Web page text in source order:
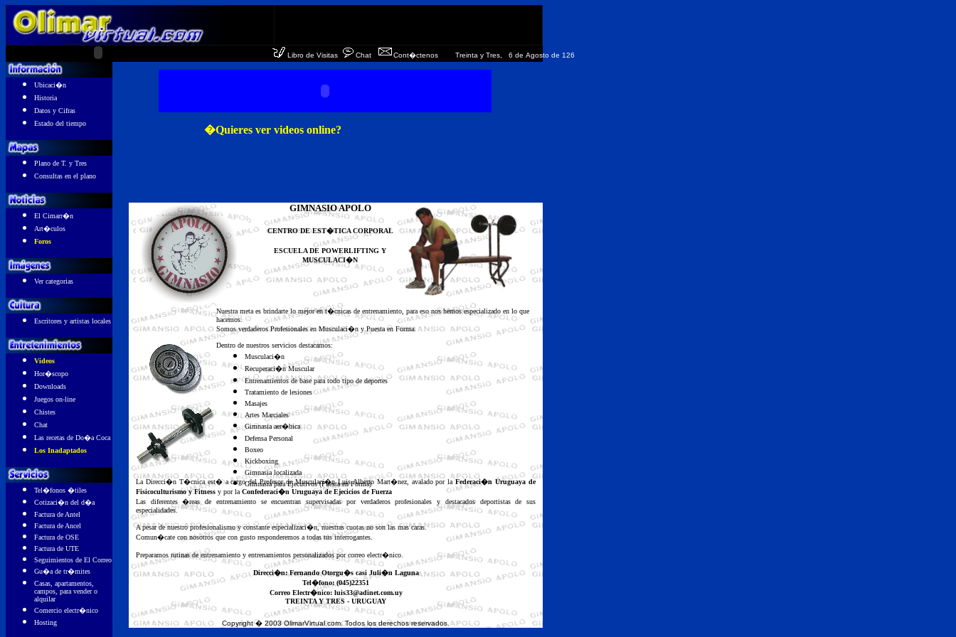
Libro de Visitas Chat Cont�ctenos Treinta y Tres, 6 de Agosto de 126
Ubicaci�n
Historia
Datos y Cifras
Estado del tiempo
Plano de T. y Tres
Consultas en el plano
El Cimarr�n
Art�culos
Foros
Ver categorias
Escritores y artistas locales
Videos
Hor�scopo
Downloads
Juegos on-line
Chistes
Chat
Las recetas de Do�a Coca
Los Inadaptados
Tel�fonos �tiles
Cotizaci�n del d�a
Factura de Antel
Factura de Ancel
Factura de OSE
Factura de UTE
Seguimientos de El Correo
Gu�a de tr�mites
Casas, apartamentos,
campos, para vender o
alquilar
Comercio electr�nico
Hosting
�Quieres ver videos online?
GIMNASIO APOLO
CENTRO DE EST�TICA CORPORAL
ESCUELA DE POWERLIFTING Y
MUSCULACI�N
Nuestra meta es brindarte lo mejor en t�cnicas de entrenamiento, para eso nos hemos especializado en lo que
hacemos.
Somos verdaderos Profesionales en Musculaci�n y Puesta en Forma.
Dentro de nuestros servicios destacamos:
Musculaci�n
Recuperaci�n Muscular
Entrenamientos de base para todo tipo de deportes
Tratamiento de lesiones
Masajes
Artes Marciales
Gimnasia aer�bica
Defensa Personal
Boxeo
Kickboxing
Gimnasia localizada
Gimnasia para Ejecutivos (Puesta en Forma)
La Direcci�n T�cnica est� a cargo del Profesor de Musculaci�n Luis Alberto Mart�nez, avalado por laFederaci�n Uruguaya de
Fisicoculturismo y Fitness y por la Confederaci�n Uruguaya de Ejecicios de Fuerza
Las diferentes �reas de entrenamiento se encuentran supervisadas por verdaderos profesionales y destacados deportistas de sus
especialidades.
A pesar de nuestro profesionalismo y constante especializaci�n, nuestras cuotas no son las mas caras.
Comun�cate con nosotros que con gusto responderemos a todas tus interrogantes.
Preparamos rutinas de entrenamiento y entrenamientos personalizados por correo electr�nico.
Direcci�n: Fernando Otorgu�s casi Juli�n Laguna
Tel�fono: (045)22351
Correo Electr�nico: luis33@adinet.com.uy
TREINTA Y TRES - URUGUAY
Copyright � 2003 OlimarVirtual.com. Todos los derechos reservados.